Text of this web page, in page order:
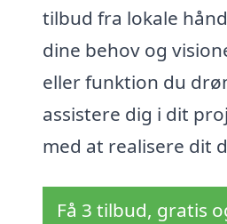
tilbud fra lokale
dine behov og
eller funktion du
assistere dig i dit
med at realisere dit
Få 3 tilbud, gratis